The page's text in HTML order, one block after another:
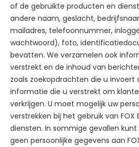
of de gebruikte producten en
andere naam, geslacht,
mailadres, telefoonnummer,
wachtwoord), foto,
bevatten. We verzamelen ook
verstrekt en de inhoud van
zoals zoekopdrachten die u invoert
informatie die u verstrekt om
verkrijgen. U moet mogelijk uw
verstrekken bij het gebruik van
diensten. In sommige gevallen
geen persoonlijke gegevens aan